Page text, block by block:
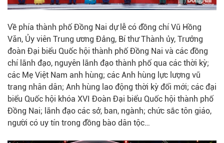
Về phía thành phố Đồng Nai dự lễ có đồng chí Vũ Hồng
Văn, Ủy viên Trung ương Đảng, Bí thư Thành ủy, Trưởng
đoàn Đại biểu Quốc hội thành phố Đồng Nai và các đồng
chí lãnh đạo, nguyên lãnh đạo thành phố qua các thời kỳ;
các Mẹ Việt Nam anh hùng; các Anh hùng lực lượng vũ
trang nhân dân; Anh hùng lao động thời kỳ đổi mới; các đại
biểu Quốc hội khóa XVI Đoàn Đại biểu Quốc hội thành phố
Đồng Nai; lãnh đạo các sở, ban, ngành; chức sắc tôn giáo,
người có uy tín trong đồng bào dân tộc…